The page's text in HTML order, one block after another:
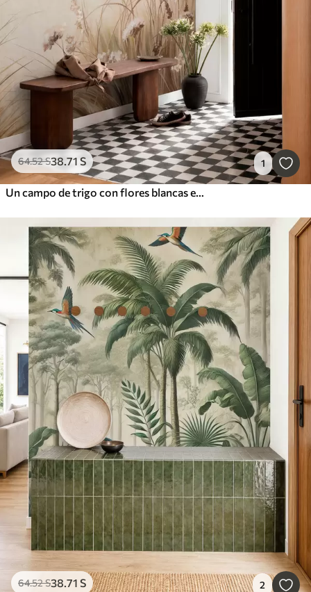
64.52S38.71 S 1
Un campo de trigo con flores blancas en primer plano, una playa y el océano al fondo, colores pastel neutros apagados
64.52S38.71 S 2